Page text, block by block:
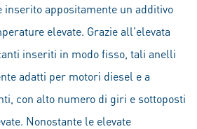
appositamente un additivo
elevate. Grazie all'elevata
inseriti in modo fisso, tali anelli
adatti per motori diesel e a
con alto numero di giri e sottoposti
Nonostante le elevate